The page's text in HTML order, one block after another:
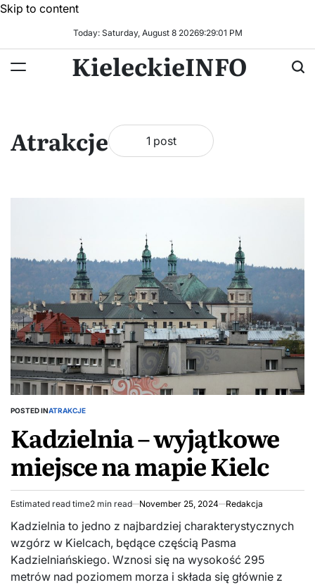
Skip to content
Today: Saturday, August 8 20269:29:02 PM
KieleckieINFO
Atrakcje 1 post
POSTED INATRAKCJE
Kadzielnia – wyjątkowe
miejsce na mapie Kielc
Estimated read time2 min read November 25, 2024 Redakcja
Kadzielnia to jedno z najbardziej charakterystycznych
wzgórz w Kielcach, będące częścią Pasma
Kadzielniańskiego. Wznosi się na wysokość 295
metrów nad poziomem morza i składa się głównie z